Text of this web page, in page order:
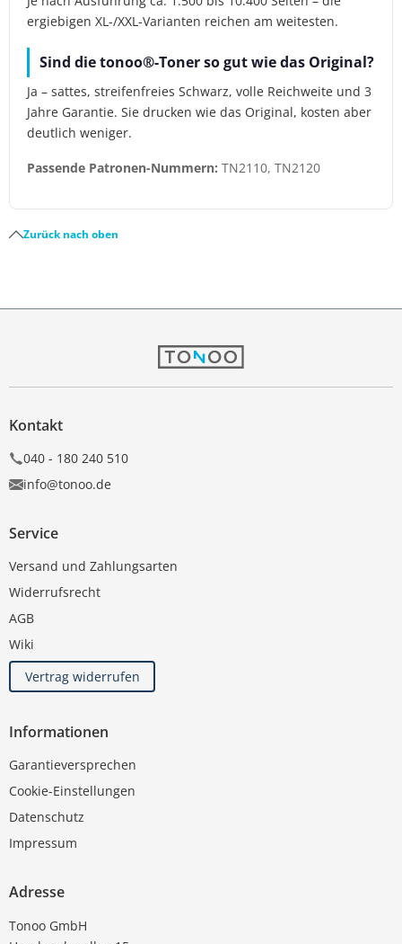
ergiebigen XL-/XXL-Varianten reichen am weitesten.
Sind die tonoo®-Toner so gut wie das Original?
Ja – sattes, streifenfreies Schwarz, volle Reichweite und 3
Jahre Garantie. Sie drucken wie das Original, kosten aber
deutlich weniger.
Passende Patronen-Nummern: TN2110, TN2120
Zurück nach oben
Kontakt
040 - 180 240 510
info@tonoo.de
Service
Versand und Zahlungsarten
Widerrufsrecht
AGB
Wiki
Vertrag widerrufen
Informationen
Garantieversprechen
Cookie-Einstellungen
Datenschutz
Impressum
Adresse
Tonoo GmbH